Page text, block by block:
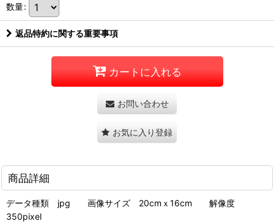
数量:
返品特約に関する重要事項
カートに入れる
お問い合わせ
お気に入り登録
商品詳細
データ種類 jpg 画像サイズ 20cmｘ16cm 解像度
350pixel